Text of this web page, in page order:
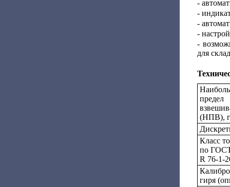
-
-
-
-
-
для
предел
(НПВ), г
Класс
по
R 76-1-
гиря